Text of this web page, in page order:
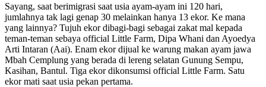
Sayang, saat berimigrasi saat usia ayam-ayam ini 120 hari,
jumlahnya tak lagi genap 30 melainkan hanya 13 ekor. Ke mana
yang lainnya? Tujuh ekor dibagi-bagi sebagai zakat mal kepada
teman-teman sebaya official Little Farm, Dipa Whani dan Ayoedya
Arti Intaran (Aai). Enam ekor dijual ke warung makan ayam jawa
Mbah Cemplung yang berada di lereng selatan Gunung Sempu,
Kasihan, Bantul. Tiga ekor dikonsumsi official Little Farm. Satu
ekor mati saat usia pekan pertama.